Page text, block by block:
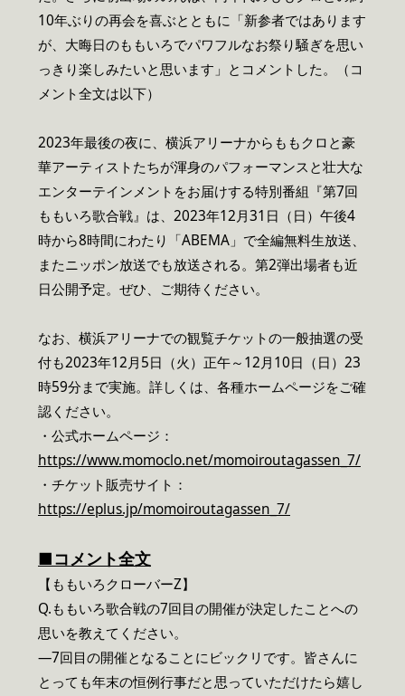
10年ぶりの再会を喜ぶとともに「新参者ではあります
が、大晦日のももいろでパワフルなお祭り騒ぎを思い
っきり楽しみたいと思います」とコメントした。（コ
メント全文は以下）
2023年最後の夜に、横浜アリーナからももクロと豪
華アーティストたちが渾身のパフォーマンスと壮大な
エンターテインメントをお届けする特別番組『第7回
ももいろ歌合戦』は、2023年12月31日（日）午後4
時から8時間にわたり「ABEMA」で全編無料生放送、
またニッポン放送でも放送される。第2弾出場者も近
日公開予定。ぜひ、ご期待ください。
なお、横浜アリーナでの観覧チケットの一般抽選の受
付も2023年12月5日（火）正午～12月10日（日）23
時59分まで実施。詳しくは、各種ホームページをご確
認ください。
・公式ホームページ：
https://www.momoclo.net/momoiroutagassen_7/
・チケット販売サイト：
https://eplus.jp/momoiroutagassen_7/
■コメント全文
【ももいろクローバーZ】
Q.ももいろ歌合戦の7回目の開催が決定したことへの
思いを教えてください。
―7回目の開催となることにビックリです。皆さんに
とっても年末の恒例行事だと思っていただけたら嬉し